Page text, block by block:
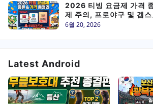
2026 티빙 요금제 가격
제 주의, 프로야구 및 겜
6월 20, 2026
Latest Android